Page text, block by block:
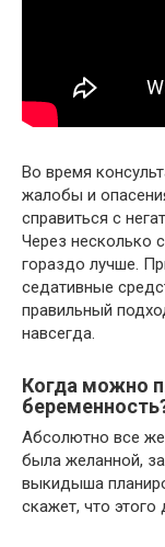
Во время
жалобы и
справиться с
Через несколько
гораздо лучше.
седативные
правильный
навсегда.
Когда можно
Абсолютно все
была желанной,
выкидыша
скажет, что этого